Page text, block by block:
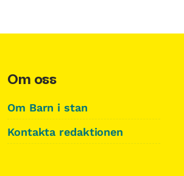
Om oss
Om Barn i stan
Kontakta redaktionen